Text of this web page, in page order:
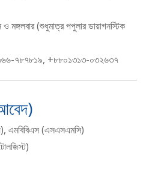
মঙ্গলবার (শুধুমাত্র পপুলার ডায়াগনস্টিক
৭৮৭৮১৯, +৮৮০১৩১৩-০৩২৬৩৭
এমবিবিএস (এসএসএমসি)